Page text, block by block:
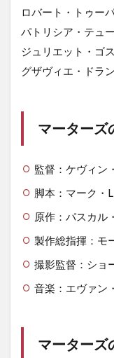
ロバート・トゥー
パトリシア・テュ
ジュリエット・ゴ
グザヴィエ・ドラ
マーターズ
監督：ケヴィン
脚本：マーク・
原作：パスカル
製作総指揮：モ
撮影監督：ショ
音楽：エヴァン
マーターズ